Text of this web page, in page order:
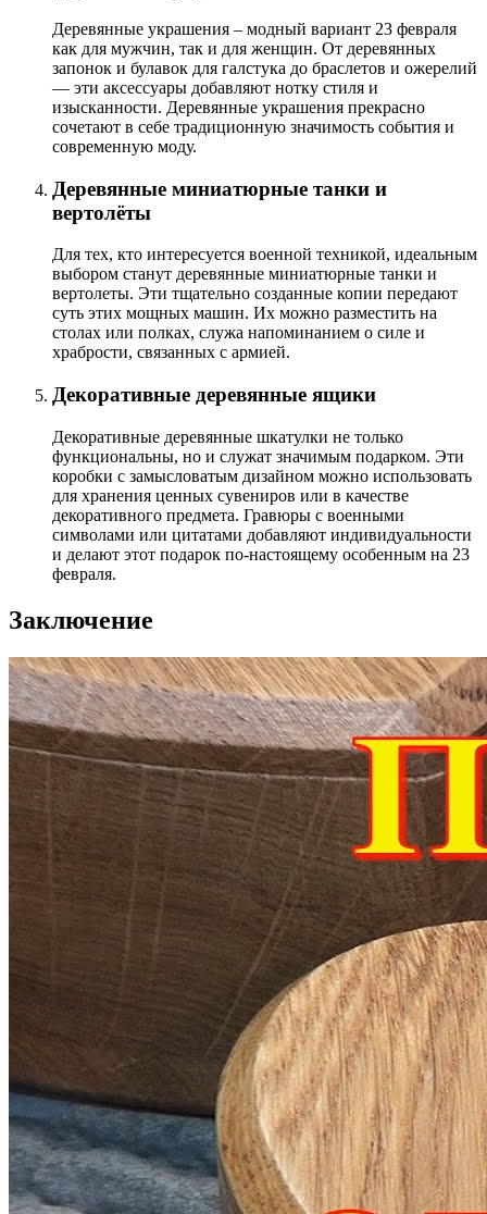
Деревянные украшения – модный вариант 23 февраля
как для мужчин, так и для женщин. От деревянных
запонок и булавок для галстука до браслетов и ожерелий
— эти аксессуары добавляют нотку стиля и
изысканности. Деревянные украшения прекрасно
сочетают в себе традиционную значимость события и
современную моду.
Деревянные миниатюрные танки и
вертолёты
Для тех, кто интересуется военной техникой, идеальным
выбором станут деревянные миниатюрные танки и
вертолеты. Эти тщательно созданные копии передают
суть этих мощных машин. Их можно разместить на
столах или полках, служа напоминанием о силе и
храбрости, связанных с армией.
Декоративные деревянные ящики
Декоративные деревянные шкатулки не только
функциональны, но и служат значимым подарком. Эти
коробки с замысловатым дизайном можно использовать
для хранения ценных сувениров или в качестве
декоративного предмета. Гравюры с военными
символами или цитатами добавляют индивидуальности
и делают этот подарок по-настоящему особенным на 23
февраля.
Заключение